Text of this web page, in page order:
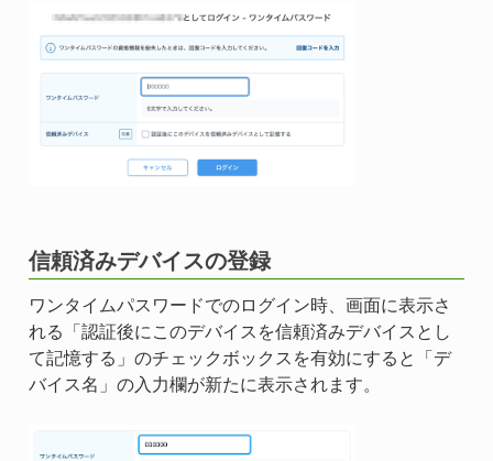
信頼済みデバイスの登録
ワンタイムパスワードでのログイン時、画面に表示さ
れる「認証後にこのデバイスを信頼済みデバイスとし
て記憶する」のチェックボックスを有効にすると「デ
バイス名」の入力欄が新たに表示されます。